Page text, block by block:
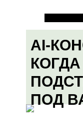
AI-
ПОД